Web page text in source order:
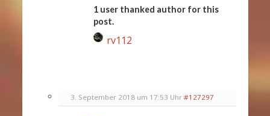
1 user thanked author for this
post.
rv112
3. September 2018 um 17:53 Uhr #127297